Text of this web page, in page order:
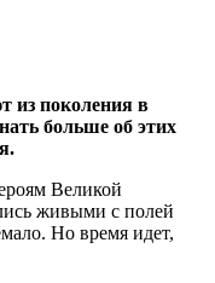
из поколения в
больше об этих
Великой
живыми с полей
Но время идет,